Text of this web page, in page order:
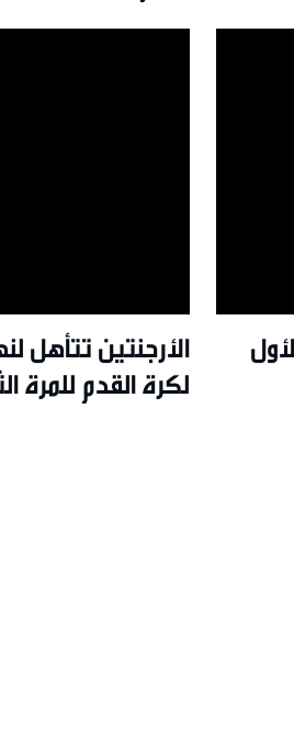
الأرجنتين تتأهل
لكرة القدم للمرة